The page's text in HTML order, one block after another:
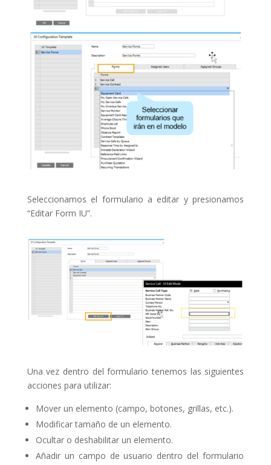
Seleccionamos el formulario a editar y presionamos
“Editar Form IU”.
Una vez dentro del formulario tenemos las siguientes
acciones para utilizar:
Mover un elemento (campo, botones, grillas, etc.).
Modificar tamaño de un elemento.
Ocultar o deshabilitar un elemento.
Añadir un campo de usuario dentro del formulario